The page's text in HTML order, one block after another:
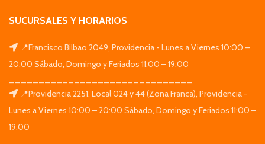
SUCURSALES Y HORARIOS
📍Francisco Bilbao 2049, Providencia - Lunes a Viernes 10:00 –
20:00 Sábado, Domingo y Feriados 11:00 – 19:00
📍Providencia 2251. Local 024 y 44 (Zona Franca), Providencia -
Lunes a Viernes 10:00 – 20:00 Sábado, Domingo y Feriados 11:00 –
19:00